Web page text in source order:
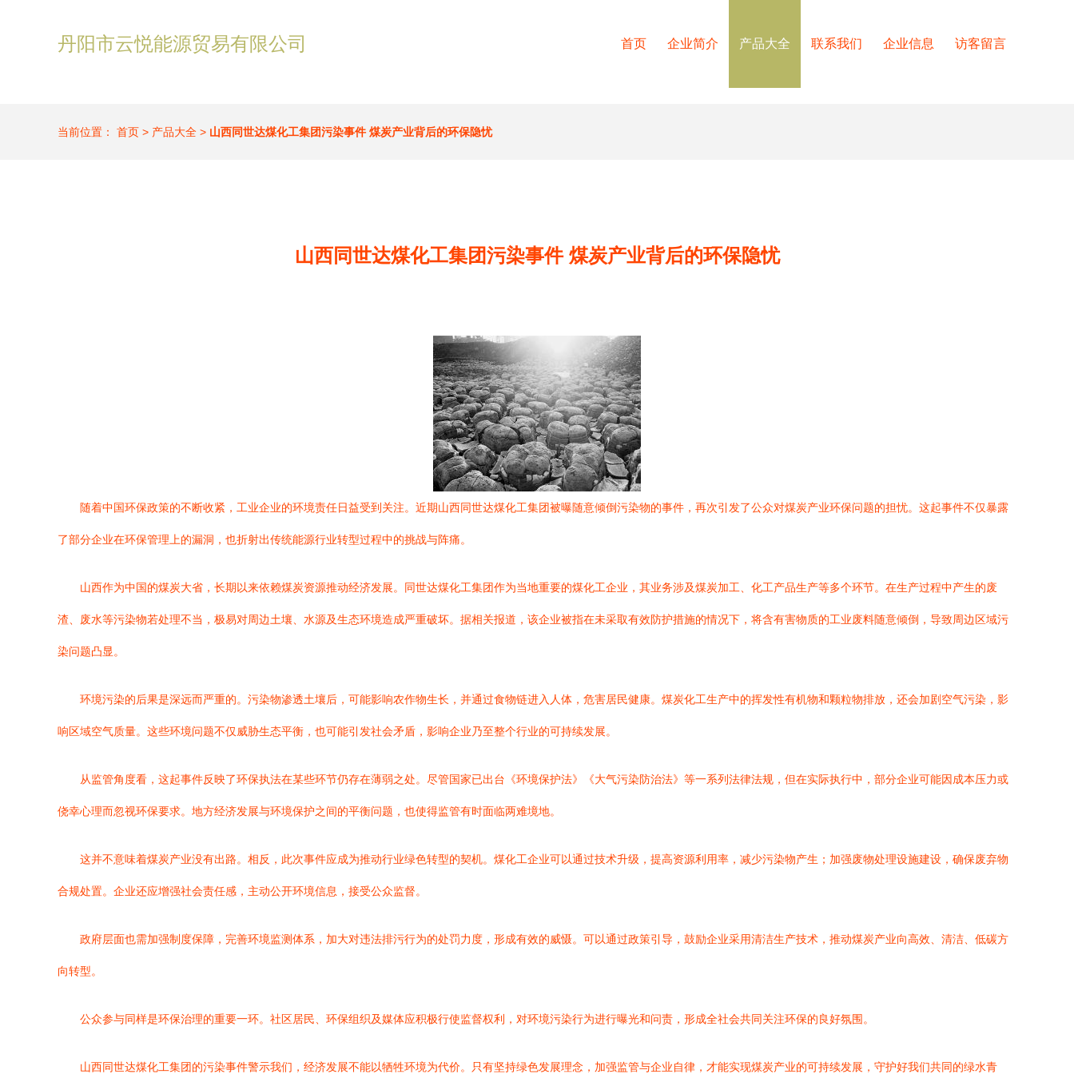
丹阳市云悦能源贸易有限公司 首页 企业简介 产品大全 联系我们 企业信息 访客留言
当前位置： 首页 > 产品大全 > 山西同世达煤化工集团污染事件 煤炭产业背后的环保隐忧
山西同世达煤化工集团污染事件 煤炭产业背后的环保隐忧
随着中国环保政策的不断收紧，工业企业的环境责任日益受到关注。近期山西同世达煤化工集团被曝随意倾倒污染物的事件，再次引发了公众对煤炭产业环保问题的担忧。这起事件不仅暴露
了部分企业在环保管理上的漏洞，也折射出传统能源行业转型过程中的挑战与阵痛。
山西作为中国的煤炭大省，长期以来依赖煤炭资源推动经济发展。同世达煤化工集团作为当地重要的煤化工企业，其业务涉及煤炭加工、化工产品生产等多个环节。在生产过程中产生的废
渣、废水等污染物若处理不当，极易对周边土壤、水源及生态环境造成严重破坏。据相关报道，该企业被指在未采取有效防护措施的情况下，将含有害物质的工业废料随意倾倒，导致周边区域污
染问题凸显。
环境污染的后果是深远而严重的。污染物渗透土壤后，可能影响农作物生长，并通过食物链进入人体，危害居民健康。煤炭化工生产中的挥发性有机物和颗粒物排放，还会加剧空气污染，影
响区域空气质量。这些环境问题不仅威胁生态平衡，也可能引发社会矛盾，影响企业乃至整个行业的可持续发展。
从监管角度看，这起事件反映了环保执法在某些环节仍存在薄弱之处。尽管国家已出台《环境保护法》《大气污染防治法》等一系列法律法规，但在实际执行中，部分企业可能因成本压力或
侥幸心理而忽视环保要求。地方经济发展与环境保护之间的平衡问题，也使得监管有时面临两难境地。
这并不意味着煤炭产业没有出路。相反，此次事件应成为推动行业绿色转型的契机。煤化工企业可以通过技术升级，提高资源利用率，减少污染物产生；加强废物处理设施建设，确保废弃物
合规处置。企业还应增强社会责任感，主动公开环境信息，接受公众监督。
政府层面也需加强制度保障，完善环境监测体系，加大对违法排污行为的处罚力度，形成有效的威慑。可以通过政策引导，鼓励企业采用清洁生产技术，推动煤炭产业向高效、清洁、低碳方
向转型。
公众参与同样是环保治理的重要一环。社区居民、环保组织及媒体应积极行使监督权利，对环境污染行为进行曝光和问责，形成全社会共同关注环保的良好氛围。
山西同世达煤化工集团的污染事件警示我们，经济发展不能以牺牲环境为代价。只有坚持绿色发展理念，加强监管与企业自律，才能实现煤炭产业的可持续发展，守护好我们共同的绿水青